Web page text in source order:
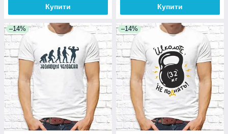
Купити Купити
–14% –14%